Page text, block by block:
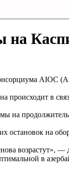
на
в
на
остановок на
возрастут», —
в